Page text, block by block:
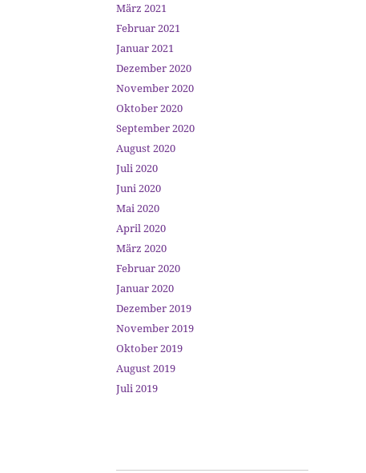
März 2021
Februar 2021
Januar 2021
Dezember 2020
November 2020
Oktober 2020
September 2020
August 2020
Juli 2020
Juni 2020
Mai 2020
April 2020
März 2020
Februar 2020
Januar 2020
Dezember 2019
November 2019
Oktober 2019
August 2019
Juli 2019